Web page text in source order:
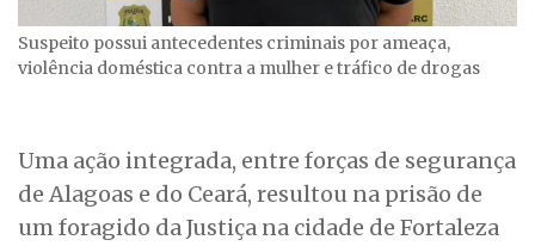
Suspeito possui antecedentes criminais por ameaça,
violência doméstica contra a mulher e tráfico de drogas
Uma ação integrada, entre forças de segurança
de Alagoas e do Ceará, resultou na prisão de
um foragido da Justiça na cidade de Fortaleza